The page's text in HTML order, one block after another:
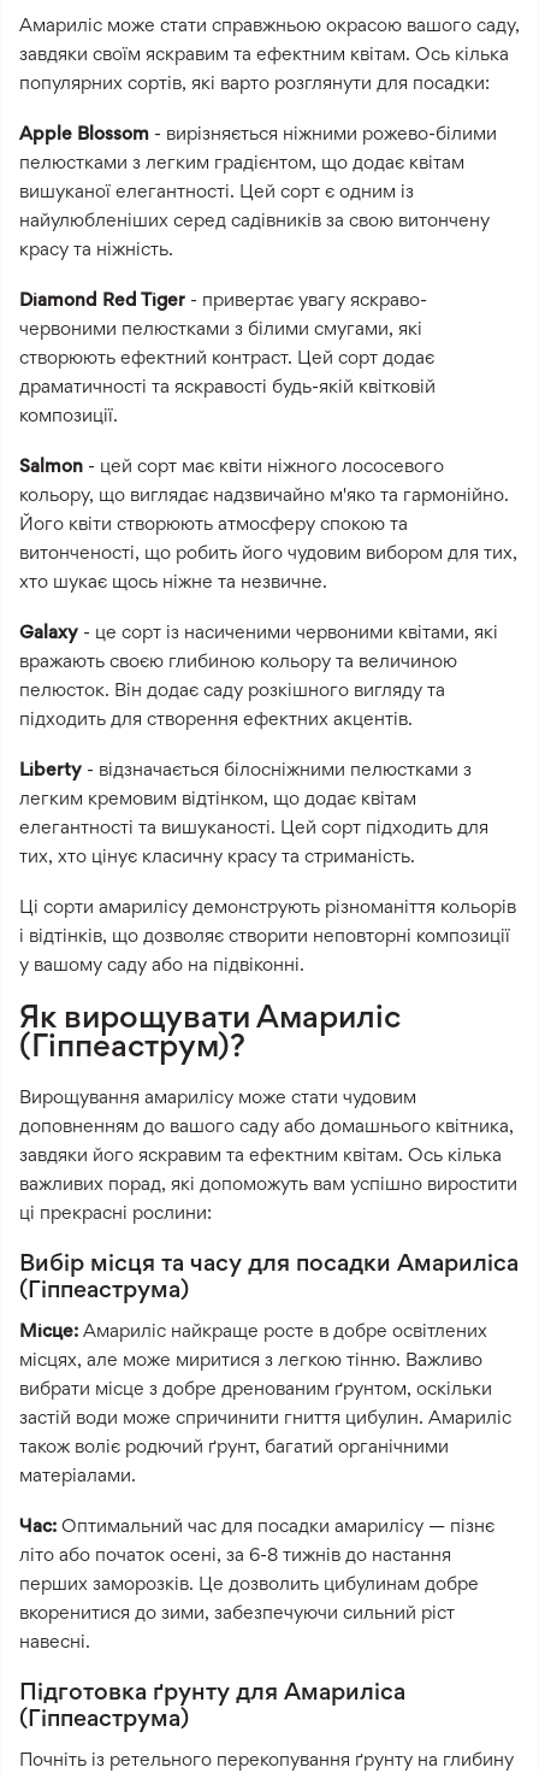
Амариліс може стати справжньою окрасою вашого саду,
завдяки своїм яскравим та ефектним квітам. Ось кілька
популярних сортів, які варто розглянути для посадки:
Apple Blossom - вирізняється ніжними рожево-білими
пелюстками з легким градієнтом, що додає квітам
вишуканої елегантності. Цей сорт є одним із
найулюбленіших серед садівників за свою витончену
красу та ніжність.
Diamond Red Tiger - привертає увагу яскраво-
червоними пелюстками з білими смугами, які
створюють ефектний контраст. Цей сорт додає
драматичності та яскравості будь-якій квітковій
композиції.
Salmon - цей сорт має квіти ніжного лососевого
кольору, що виглядає надзвичайно м'яко та гармонійно.
Його квіти створюють атмосферу спокою та
витонченості, що робить його чудовим вибором для тих,
хто шукає щось ніжне та незвичне.
Galaxy - це сорт із насиченими червоними квітами, які
вражають своєю глибиною кольору та величиною
пелюсток. Він додає саду розкішного вигляду та
підходить для створення ефектних акцентів.
Liberty - відзначається білосніжними пелюстками з
легким кремовим відтінком, що додає квітам
елегантності та вишуканості. Цей сорт підходить для
тих, хто цінує класичну красу та стриманість.
Ці сорти амарилісу демонструють різноманіття кольорів
і відтінків, що дозволяє створити неповторні композиції
у вашому саду або на підвіконні.
Як вирощувати Амариліс
(Гіппеаструм)?
Вирощування амарилісу може стати чудовим
доповненням до вашого саду або домашнього квітника,
завдяки його яскравим та ефектним квітам. Ось кілька
важливих порад, які допоможуть вам успішно виростити
ці прекрасні рослини:
Вибір місця та часу для посадки Амариліса
(Гіппеаструма)
Місце: Амариліс найкраще росте в добре освітлених
місцях, але може миритися з легкою тінню. Важливо
вибрати місце з добре дренованим ґрунтом, оскільки
застій води може спричинити гниття цибулин. Амариліс
також воліє родючий ґрунт, багатий органічними
матеріалами.
Час: Оптимальний час для посадки амарилісу — пізнє
літо або початок осені, за 6-8 тижнів до настання
перших заморозків. Це дозволить цибулинам добре
вкоренитися до зими, забезпечуючи сильний ріст
навесні.
Підготовка ґрунту для Амариліса
(Гіппеаструма)
Почніть із ретельного перекопування ґрунту на глибину